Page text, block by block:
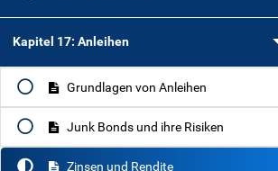
Kapitel 17: Anleihen
Grundlagen von Anleihen
Junk Bonds und ihre Risiken
Zinsen und Rendite